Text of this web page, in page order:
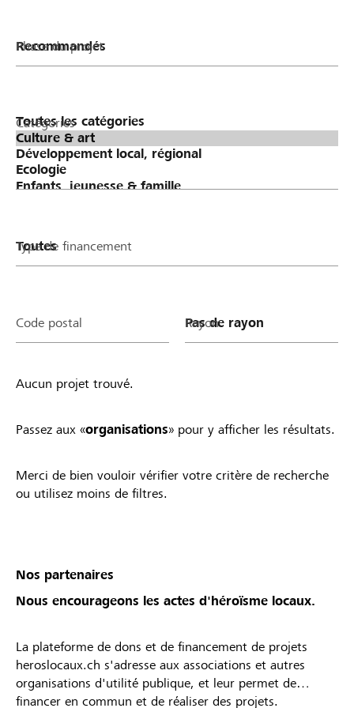
Phase du projet
Catégories
Type de financement
Code postal Rayon
Aucun projet trouvé.
Passez aux «organisations» pour y afficher les résultats.
Merci de bien vouloir vérifier votre critère de recherche
ou utilisez moins de filtres.
Nos partenaires
Nous encourageons les actes d'héroïsme locaux.
La plateforme de dons et de financement de projets
heroslocaux.ch s'adresse aux associations et autres
organisations d'utilité publique, et leur permet de
financer en commun et de réaliser des projets.